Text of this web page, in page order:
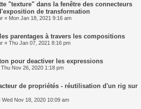
"texture" dans la fenêtre des connecteurs
de transformation
« Mon Jan 18, 2021 9:16 am
parentages à travers les compositions
« Thu Jan 07, 2021 8:16 pm
pour deactiver les expressions
Thu Nov 26, 2020 1:18 pm
de propriétés - réutilisation d'un rig sur
Wed Nov 18, 2020 10:09 am